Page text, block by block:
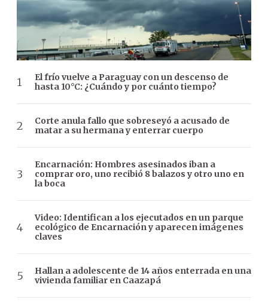
El frío vuelve a Paraguay con un descenso de
hasta 10°C: ¿Cuándo y por cuánto tiempo?
Corte anula fallo que sobreseyó a acusado de
matar a su hermana y enterrar cuerpo
Encarnación: Hombres asesinados iban a
comprar oro, uno recibió 8 balazos y otro uno en
la boca
Video: Identifican a los ejecutados en un parque
ecológico de Encarnación y aparecen imágenes
claves
Hallan a adolescente de 14 años enterrada en una
vivienda familiar en Caazapá